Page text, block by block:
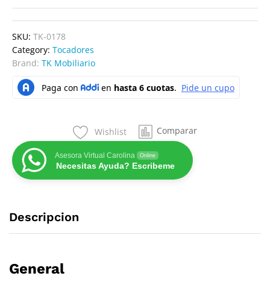
SKU: TK-0178
Category: Tocadores
Brand: TK Mobiliario
Wishlist Comparar
Asesora Virtual Carolina Online
Necesitas Ayuda? Escribeme
Descripcion
General